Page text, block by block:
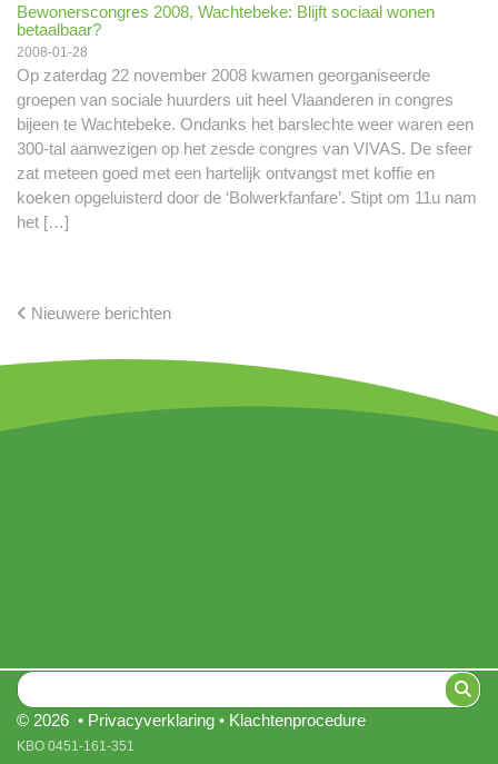
Bewonerscongres 2008, Wachtebeke: Blijft sociaal wonen
betaalbaar?
2008-01-28
Op zaterdag 22 november 2008 kwamen georganiseerde
groepen van sociale huurders uit heel Vlaanderen in congres
bijeen te Wachtebeke. Ondanks het barslechte weer waren een
300-tal aanwezigen op het zesde congres van VIVAS. De sfeer
zat meteen goed met een hartelijk ontvangst met koffie en
koeken opgeluisterd door de ‘Bolwerkfanfare’. Stipt om 11u nam
het […]
Nieuwere berichten
© 2026 • Privacyverklaring • Klachtenprocedure
KBO 0451-161-351